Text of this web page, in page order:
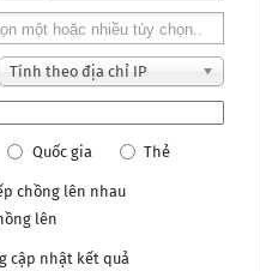
Tính theo địa chỉ IP
Quốc gia Thẻ
chồng lên nhau
lên
cập nhật kết quả